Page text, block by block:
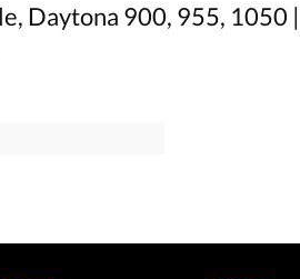
Daytona 900, 955, 1050